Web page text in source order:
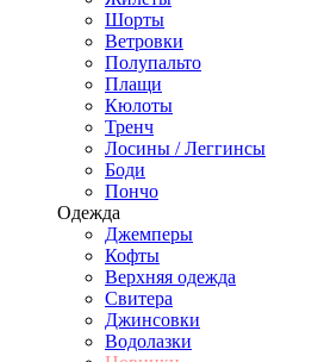
Шорты
Ветровки
Полупальто
Плащи
Кюлоты
Тренч
Лосины / Леггинсы
Боди
Пончо
Одежда
Джемперы
Кофты
Верхняя одежда
Свитера
Джинсовки
Водолазки